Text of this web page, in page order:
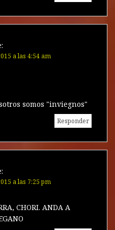
a las 4:54 am
somos "inviegnos"
Responder
a las 7:25 pm
CHORI. ANDA A